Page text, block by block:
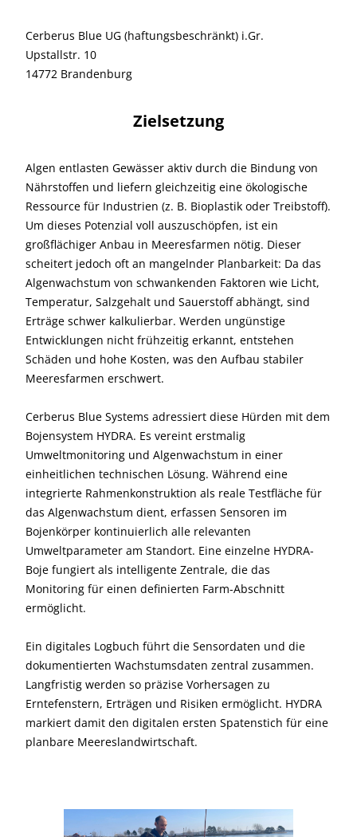
Cerberus Blue UG (haftungsbeschränkt) i.Gr.
Upstallstr. 10
14772 Brandenburg
Zielsetzung
Algen entlasten Gewässer aktiv durch die Bindung von
Nährstoffen und liefern gleichzeitig eine ökologische
Ressource für Industrien (z. B. Bioplastik oder Treibstoff).
Um dieses Potenzial voll auszuschöpfen, ist ein
großflächiger Anbau in Meeresfarmen nötig. Dieser
scheitert jedoch oft an mangelnder Planbarkeit: Da das
Algenwachstum von schwankenden Faktoren wie Licht,
Temperatur, Salzgehalt und Sauerstoff abhängt, sind
Erträge schwer kalkulierbar. Werden ungünstige
Entwicklungen nicht frühzeitig erkannt, entstehen
Schäden und hohe Kosten, was den Aufbau stabiler
Meeresfarmen erschwert.
Cerberus Blue Systems adressiert diese Hürden mit dem
Bojensystem HYDRA. Es vereint erstmalig
Umweltmonitoring und Algenwachstum in einer
einheitlichen technischen Lösung. Während eine
integrierte Rahmenkonstruktion als reale Testfläche für
das Algenwachstum dient, erfassen Sensoren im
Bojenkörper kontinuierlich alle relevanten
Umweltparameter am Standort. Eine einzelne HYDRA-
Boje fungiert als intelligente Zentrale, die das
Monitoring für einen definierten Farm-Abschnitt
ermöglicht.
Ein digitales Logbuch führt die Sensordaten und die
dokumentierten Wachstumsdaten zentral zusammen.
Langfristig werden so präzise Vorhersagen zu
Erntefenstern, Erträgen und Risiken ermöglicht. HYDRA
markiert damit den digitalen ersten Spatenstich für eine
planbare Meereslandwirtschaft.